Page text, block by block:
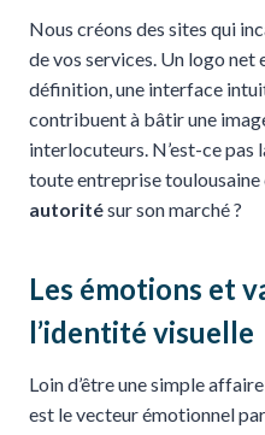
Nous créons des sites qui
de vos services. Un logo net
définition, une interface
contribuent à bâtir une
interlocuteurs. N’est-ce
toute entreprise toulousaine
autoritésur son marché ?
Les émotions et
l’identité visuelle
Loin d’être une simple
est le vecteur émotionnel